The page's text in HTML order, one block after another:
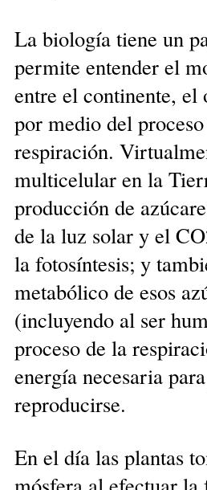
La biología tiene un
per­mite entender el
entre el continente, el
por medio del
respiración.
multicelular en la
producción de
de la luz solar y el
la fotosíntesis; y
metabólico de esos
(incluyendo al ser
proceso de la
energía necesaria
reproducirse.
En el día las plantas